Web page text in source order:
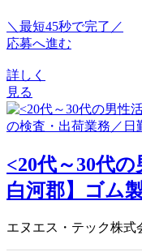
＼最短45秒で完了／
応募へ進む
詳しく
見る
<20代～30代
白河郡】ゴム
エヌエス・テック株式